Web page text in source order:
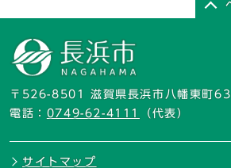
〒526-8501 滋賀県長浜市八幡東町
電話： 0749-62-4111 （代表）
サイトマップ